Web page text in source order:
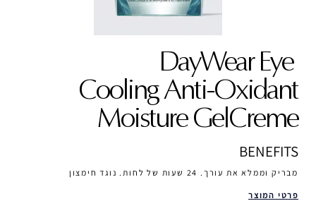
DayWear Eye ‎
Cooling Anti-Oxidant
Moisture GelCreme
BENEFITS
מבריק וממלא את עורך. 24 שעות של לחות. נוגד חימצון
פרטי המוצר